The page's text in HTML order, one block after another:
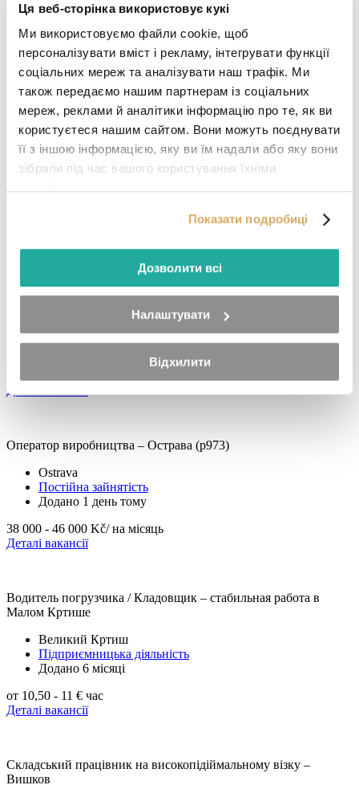
Ця веб-сторінка використовує кукі
Ми використовуємо файли cookie, щоб
персоналізувати вміст і рекламу, інтегрувати функції
соціальних мереж та аналізувати наш трафік. Ми
також передаємо нашим партнерам із соціальних
мереж, реклами й аналітики інформацію про те, як ви
користуєтеся нашим сайтом. Вони можуть поєднувати
її з іншою інформацією, яку ви їм надали або яку вони
зібрали під час вашого користування їхніми
Показати подробиці
Дозволити всі
Налаштувати
Відхилити
Шукаєте роботу?
Залиште нам свої контактні дані і ми зв яжемося з вами.
Введіть свій номер телефону.
Надіслати
Я згоден на обробку персональних даних
Погоджуюся на обробку персональних даних.
Комплектувальник замовлень – Брно (p970)
Постійна зайнятість
Деталі вакансії
Оператор виробництва – Острава (p973)
Ostrava
Постійна зайнятість
Додано 1 день тому
38 000 - 46 000 Kč/ на місяць
Деталі вакансії
Водитель погрузчика / Кладовщик – стабильная работа в
Малом Кртише
Великий Кртиш
Підприємницька діяльність
Додано 6 місяці
от 10,50 - 11 € час
Деталі вакансії
Складський працівник на високопідіймальному візку –
Вишков